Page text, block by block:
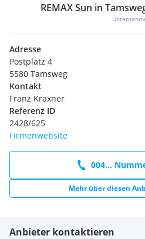
REMAX Sun in
Adresse
Postplatz 4
5580 Tamsweg
Kontakt
Franz Kraxner
Referenz ID
2428/625
Firmenwebsite
004...
Mehr über diesen
Anbieter kontaktieren